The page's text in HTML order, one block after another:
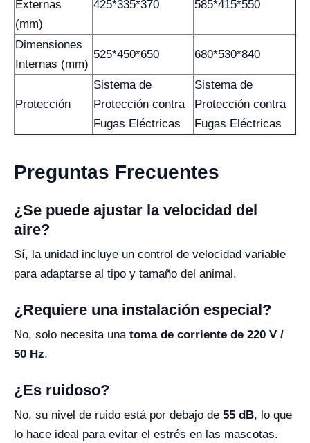
Externas
(mm)
425*335*370 585*415*550
Dimensiones
Internas (mm)
525*450*650 680*530*840
Protección
Sistema de
Protección contra
Fugas Eléctricas
Sistema de
Protección contra
Fugas Eléctricas
Preguntas Frecuentes
¿Se puede ajustar la velocidad del
aire?
Sí, la unidad incluye un control de velocidad variable
para adaptarse al tipo y tamaño del animal.
¿Requiere una instalación especial?
No, solo necesita una toma de corriente de 220 V /
50 Hz.
¿Es ruidoso?
No, su nivel de ruido está por debajo de 55 dB, lo que
lo hace ideal para evitar el estrés en las mascotas.